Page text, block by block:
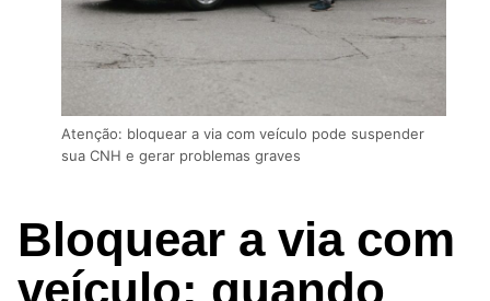
Atenção: bloquear a via com veículo pode suspender
sua CNH e gerar problemas graves
Bloquear a via com
veículo: quando